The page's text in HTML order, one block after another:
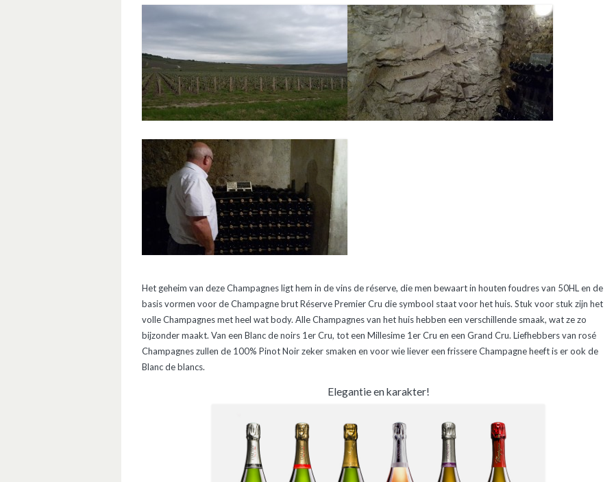
Het geheim van deze Champagnes ligt hem in de vins de réserve, die men bewaart in houten foudres van 50HL en de
basis vormen voor de Champagne brut Réserve Premier Cru die symbool staat voor het huis. Stuk voor stuk zijn het
volle Champagnes met heel wat body. Alle Champagnes van het huis hebben een verschillende smaak, wat ze zo
bijzonder maakt. Van een Blanc de noirs 1er Cru, tot een Millesime 1er Cru en een Grand Cru. Liefhebbers van rosé
Champagnes zullen de 100% Pinot Noir zeker smaken en voor wie liever een frissere Champagne heeft is er ook de
Blanc de blancs.
Elegantie en karakter!